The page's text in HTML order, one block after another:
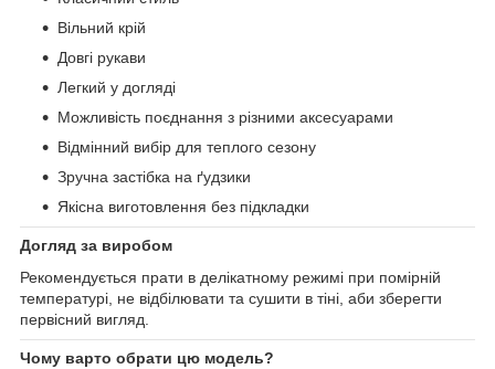
Вільний крій
Довгі рукави
Легкий у догляді
Можливість поєднання з різними аксесуарами
Відмінний вибір для теплого сезону
Зручна застібка на ґудзики
Якісна виготовлення без підкладки
Догляд за виробом
Рекомендується прати в делікатному режимі при помірній
температурі, не відбілювати та сушити в тіні, аби зберегти
первісний вигляд.
Чому варто обрати цю модель?